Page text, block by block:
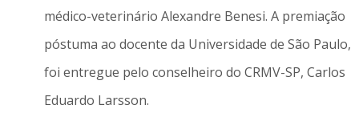
médico-veterinário Alexandre Benesi. A premiação
póstuma ao docente da Universidade de São Paulo,
foi entregue pelo conselheiro do CRMV-SP, Carlos
Eduardo Larsson.